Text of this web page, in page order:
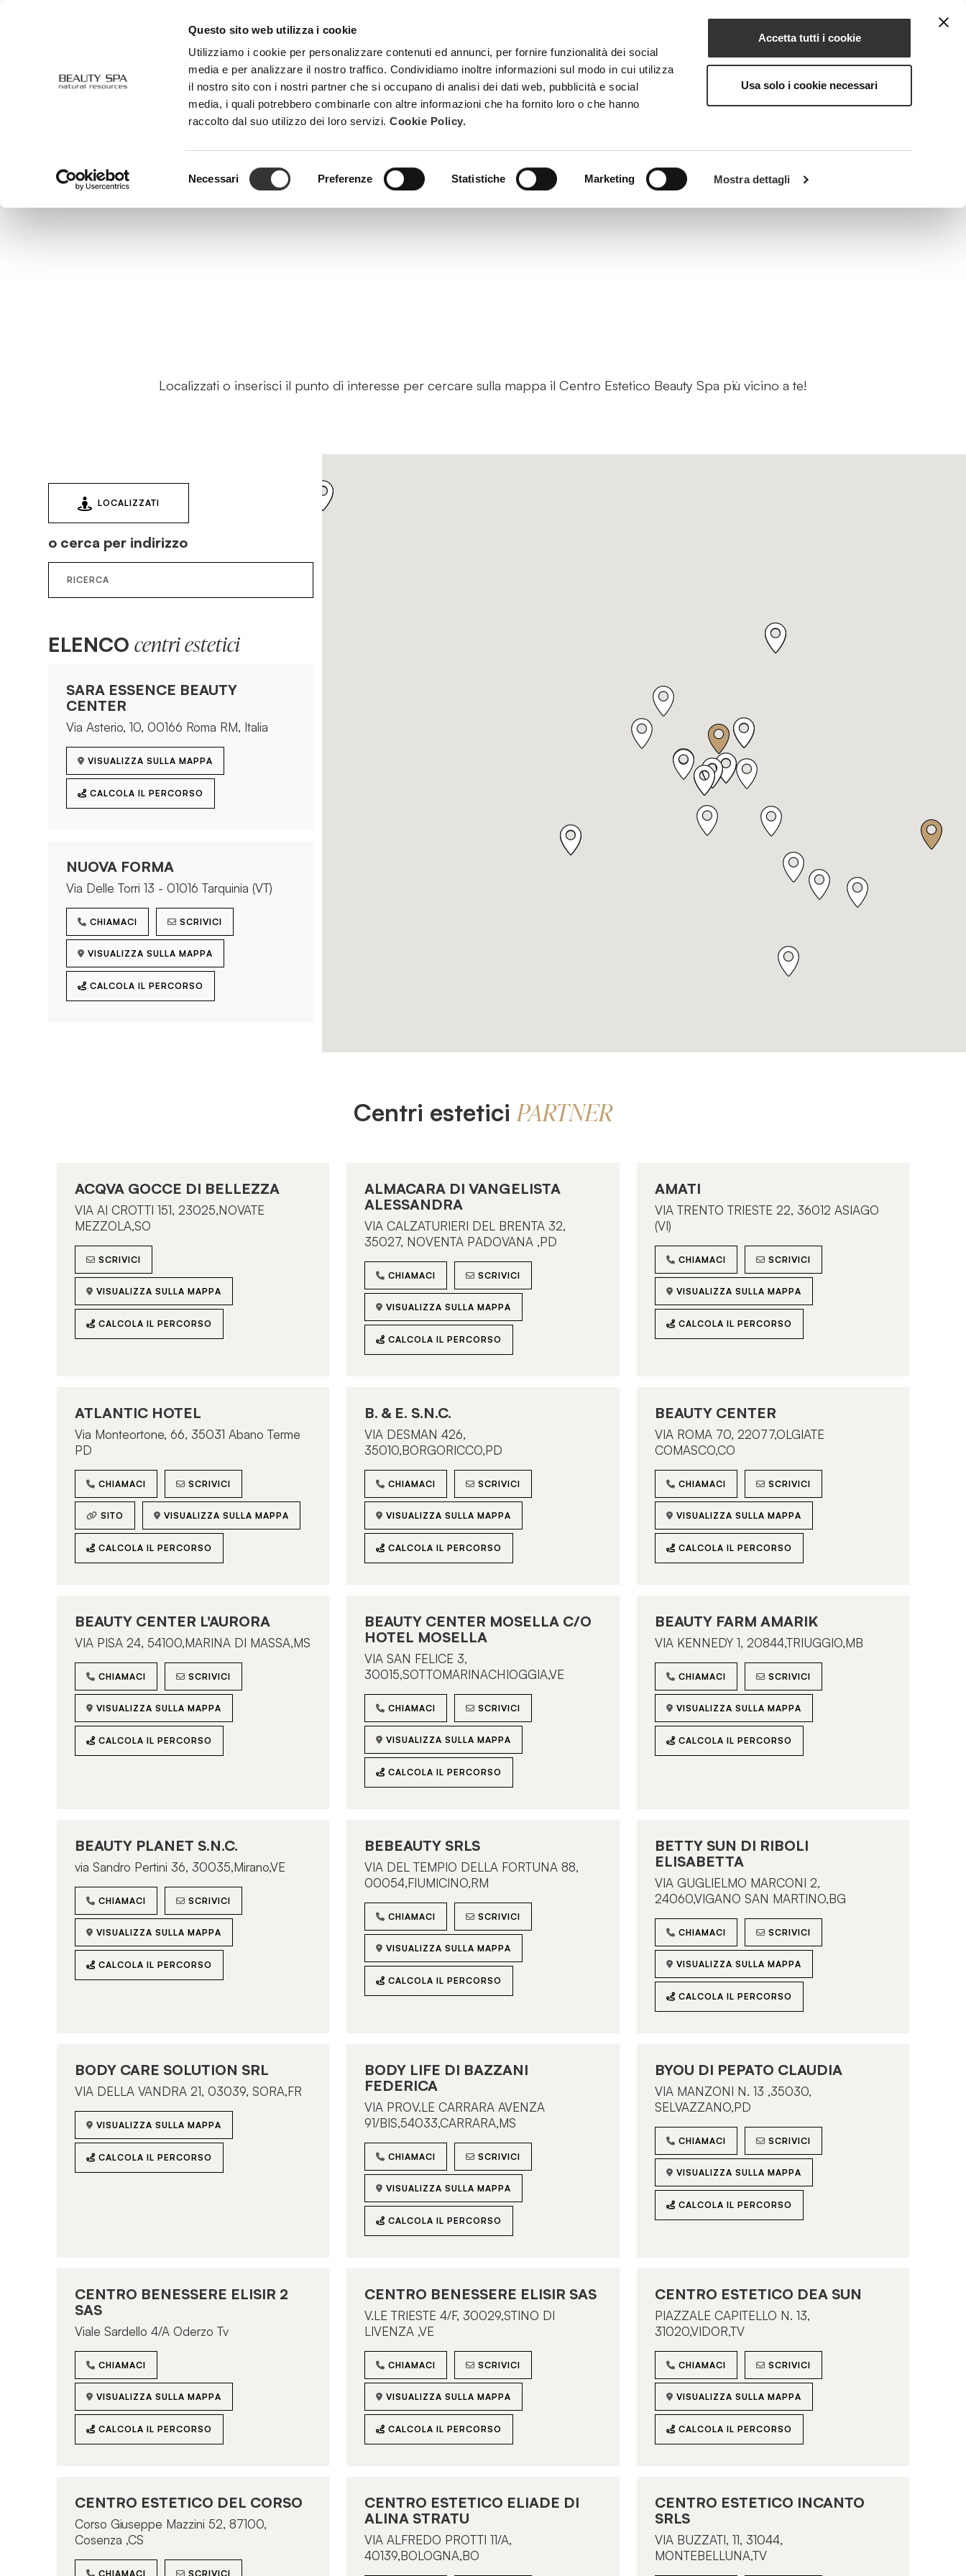
Questo sito web utilizza i cookie
Utilizziamo i cookie per personalizzare contenuti ed annunci, per fornire funzionalità dei social
media e per analizzare il nostro traffico. Condividiamo inoltre informazioni sul modo in cui utilizza
il nostro sito con i nostri partner che si occupano di analisi dei dati web, pubblicità e social
media, i quali potrebbero combinarle con altre informazioni che ha fornito loro o che hanno
raccolto dal suo utilizzo dei loro servizi.Cookie Policy.
del
Necessari Preferenze Statistiche Marketing Mostra dettagli
Accetta tutti i cookie
Usa solo i cookie necessari
CONTATTI
Store locator
Localizzati o inserisci il punto di interesse per cercare sulla mappa il Centro Estetico Beauty Spa più vicino a te!
LOCALIZZATI
o cerca per indirizzo
ELENCOcentri estetici
SARA ESSENCE BEAUTY
CENTER
Via Asterio, 10, 00166 Roma RM, Italia
VISUALIZZA SULLA MAPPA
CALCOLA IL PERCORSO
NUOVA FORMA
Via Delle Torri 13 - 01016 Tarquinia (VT)
CHIAMACI SCRIVICI
VISUALIZZA SULLA MAPPA
CALCOLA IL PERCORSO
ESTETICA MONTEVERDE DI
RAFFAELLA BRUCCHI
Via Ferdinando Palasciano, 17, 00151 Roma
RM
CHIAMACI SCRIVICI
OLIVIA COOPER BEAUTY LAB
Via Mura dei Francesi 29 - 00043
Ciampino (RM)
CHIAMACI SCRIVICI
MAISON MARINE
Via Tommaso Inghirami 81 - 00179 Roma
CHIAMACI SCRIVICI
FITOESTETICA
Via Pescosolido 182 - 00158 Roma
CHIAMACI SCRIVICI
VISUALIZZA SULLA MAPPA
BEAUTY CHIC
Via Pietro Bonfante 28 - 00175 Roma
CHIAMACI SCRIVICI
VISUALIZZA SULLA MAPPA
(LT)
CHIAMACI SCRIVICI
VISUALIZZA SULLA MAPPA
CALCOLA IL PERCORSO
CHIAMACI SCRIVICI
VISUALIZZA SULLA MAPPA
Centri estetici PARTNER
ACQVA GOCCE DI BELLEZZA
VIA AI CROTTI 151, 23025,NOVATE
MEZZOLA,SO
SCRIVICI
VISUALIZZA SULLA MAPPA
CALCOLA IL PERCORSO
ALMACARA DI VANGELISTA
ALESSANDRA
VIA CALZATURIERI DEL BRENTA 32,
35027, NOVENTA PADOVANA ,PD
CHIAMACI SCRIVICI
VISUALIZZA SULLA MAPPA
CALCOLA IL PERCORSO
AMATI
VIA TRENTO TRIESTE 22, 36012 ASIAGO
(VI)
CHIAMACI SCRIVICI
VISUALIZZA SULLA MAPPA
CALCOLA IL PERCORSO
ATLANTIC HOTEL
Via Monteortone, 66, 35031 Abano Terme
PD
CHIAMACI SCRIVICI
SITO VISUALIZZA SULLA MAPPA
CALCOLA IL PERCORSO
B. & E. S.N.C.
VIA DESMAN 426,
35010,BORGORICCO,PD
CHIAMACI SCRIVICI
VISUALIZZA SULLA MAPPA
CALCOLA IL PERCORSO
BEAUTY CENTER
VIA ROMA 70, 22077,OLGIATE
COMASCO,CO
CHIAMACI SCRIVICI
VISUALIZZA SULLA MAPPA
CALCOLA IL PERCORSO
BEAUTY CENTER L'AURORA
VIA PISA 24, 54100,MARINA DI MASSA,MS
CHIAMACI SCRIVICI
VISUALIZZA SULLA MAPPA
CALCOLA IL PERCORSO
BEAUTY CENTER MOSELLA C/O
HOTEL MOSELLA
VIA SAN FELICE 3,
30015,SOTTOMARINACHIOGGIA,VE
CHIAMACI SCRIVICI
VISUALIZZA SULLA MAPPA
CALCOLA IL PERCORSO
BEAUTY FARM AMARIK
VIA KENNEDY 1, 20844,TRIUGGIO,MB
CHIAMACI SCRIVICI
VISUALIZZA SULLA MAPPA
CALCOLA IL PERCORSO
BEAUTY PLANET S.N.C.
via Sandro Pertini 36, 30035,Mirano,VE
CHIAMACI SCRIVICI
VISUALIZZA SULLA MAPPA
CALCOLA IL PERCORSO
BEBEAUTY SRLS
VIA DEL TEMPIO DELLA FORTUNA 88,
00054,FIUMICINO,RM
CHIAMACI SCRIVICI
VISUALIZZA SULLA MAPPA
CALCOLA IL PERCORSO
BETTY SUN DI RIBOLI
ELISABETTA
VIA GUGLIELMO MARCONI 2,
24060,VIGANO SAN MARTINO,BG
CHIAMACI SCRIVICI
VISUALIZZA SULLA MAPPA
CALCOLA IL PERCORSO
BODY CARE SOLUTION SRL
VIA DELLA VANDRA 21, 03039, SORA,FR
VISUALIZZA SULLA MAPPA
CALCOLA IL PERCORSO
BODY LIFE DI BAZZANI
FEDERICA
VIA PROV.LE CARRARA AVENZA
91/BIS,54033,CARRARA,MS
CHIAMACI SCRIVICI
VISUALIZZA SULLA MAPPA
CALCOLA IL PERCORSO
BYOU DI PEPATO CLAUDIA
VIA MANZONI N. 13 ,35030,
SELVAZZANO,PD
CHIAMACI SCRIVICI
VISUALIZZA SULLA MAPPA
CALCOLA IL PERCORSO
CENTRO BENESSERE ELISIR 2
SAS
Viale Sardello 4/A Oderzo Tv
CHIAMACI
VISUALIZZA SULLA MAPPA
CALCOLA IL PERCORSO
CENTRO BENESSERE ELISIR SAS
V.LE TRIESTE 4/F, 30029,STINO DI
LIVENZA ,VE
CHIAMACI SCRIVICI
VISUALIZZA SULLA MAPPA
CALCOLA IL PERCORSO
CENTRO ESTETICO DEA SUN
PIAZZALE CAPITELLO N. 13,
31020,VIDOR,TV
CHIAMACI SCRIVICI
VISUALIZZA SULLA MAPPA
CALCOLA IL PERCORSO
CENTRO ESTETICO DEL CORSO
Corso Giuseppe Mazzini 52, 87100,
Cosenza ,CS
CHIAMACI SCRIVICI
CENTRO ESTETICO ELIADE DI
ALINA STRATU
VIA ALFREDO PROTTI 11/A,
40139,BOLOGNA,BO
CENTRO ESTETICO INCANTO
SRLS
VIA BUZZATI, 11, 31044,
MONTEBELLUNA,TV